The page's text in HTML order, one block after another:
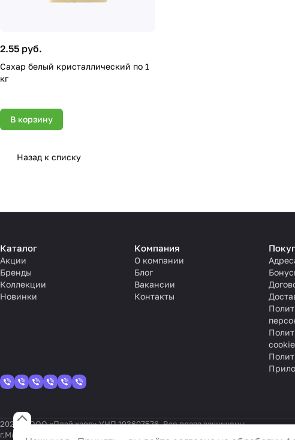
2.55 руб.
Сахар белый кристаллический по 1
кг
В корзину
Назад к списку
Каталог
Акции
Бренды
Коллекции
Новинки
Компания
О компании
Блог
Вакансии
Контакты
cookie
2026 © ООО «Плэй хард» УНП 193607576. Все права защищены.
г.Минск, пер. Тучинский, 2А, офис 402, Республика Беларусь, 220004